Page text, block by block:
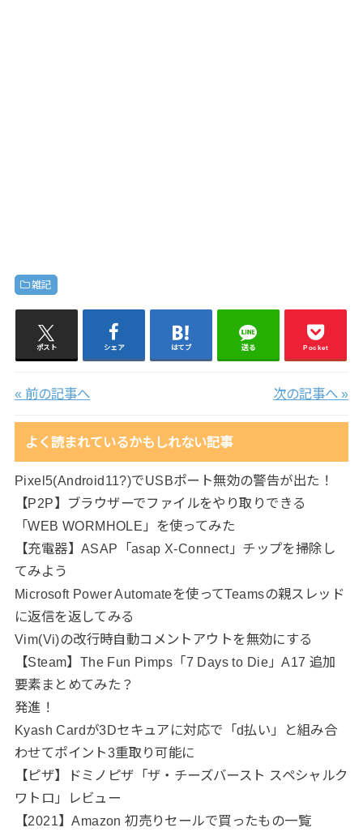
雑記
ポスト シェア はてブ 送る Pocket
« 前の記事へ 次の記事へ »
よく読まれているかもしれない記事
Pixel5(Android11?)でUSBポート無効の警告が出た！
【P2P】ブラウザーでファイルをやり取りできる
「WEB WORMHOLE」を使ってみた
【充電器】ASAP「asap X-Connect」チップを掃除し
てみよう
Microsoft Power Automateを使ってTeamsの親スレッド
に返信を返してみる
Vim(Vi)の改行時自動コメントアウトを無効にする
【Steam】The Fun Pimps「7 Days to Die」A17 追加
要素まとめてみた？
発進！
Kyash Cardが3Dセキュアに対応で「d払い」と組み合
わせてポイント3重取り可能に
【ピザ】ドミノピザ「ザ・チーズバースト スペシャルク
ワトロ」レビュー
【2021】Amazon 初売りセールで買ったもの一覧